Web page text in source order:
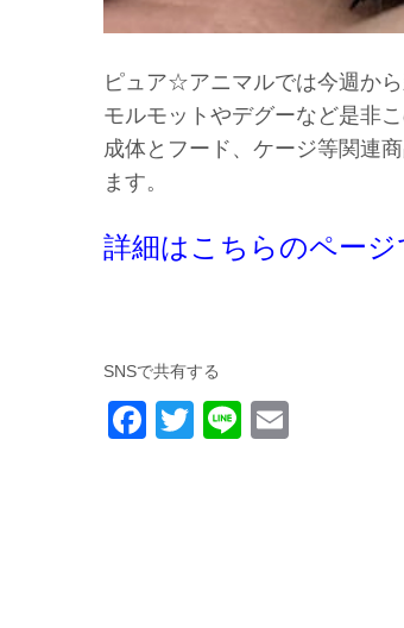
ピュア☆アニマルでは今週か
モルモットやデグーなど是非
成体とフード、ケージ等関連
ます。
詳細はこちらのページ
SNSで共有する
F
T
Li